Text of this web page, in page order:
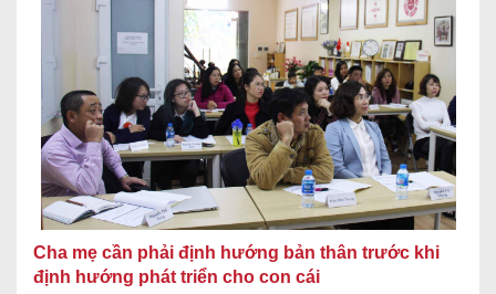
Cha mẹ cần phải định hướng bản thân trước khi
định hướng phát triển cho con cái